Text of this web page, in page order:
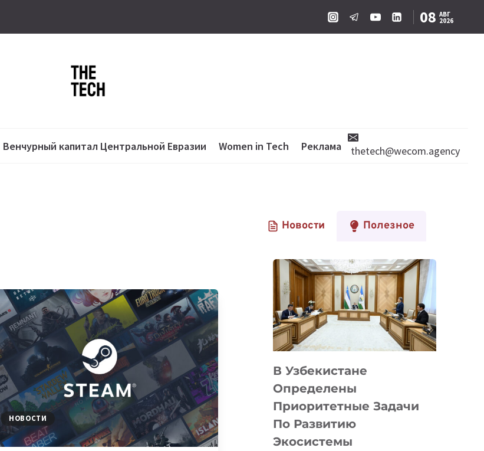
08 АВГ
2026
Венчурный капитал Центральной Евразии Women in Tech Реклама thetech@wecom.agency
НОВОСТИ
Новости Полезное
В Узбекистане
Определены
Приоритетные Задачи
По Развитию
Экосистемы